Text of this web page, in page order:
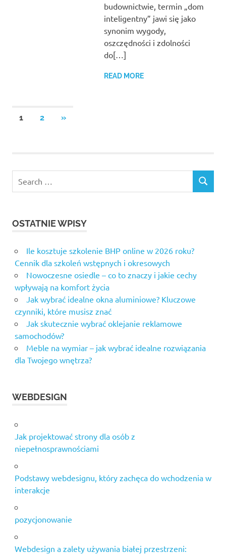
budownictwie, termin „dom
inteligentny” jawi się jako
synonim wygody,
oszczędności i zdolności
do[…]
READ MORE
Stronicowanie
1 2
NEXT
»
for:
SEARCH
OSTATNIE WPISY
Ile kosztuje szkolenie BHP online w 2026 roku?
Cennik dla szkoleń wstępnych i okresowych
Nowoczesne osiedle – co to znaczy i jakie cechy
wpływają na komfort życia
Jak wybrać idealne okna aluminiowe? Kluczowe
czynniki, które musisz znać
Jak skutecznie wybrać oklejanie reklamowe
samochodów?
Meble na wymiar – jak wybrać idealne rozwiązania
dla Twojego wnętrza?
WEBDESIGN
Jak projektować strony dla osób z
niepełnosprawnościami
Podstawy webdesignu, który zachęca do wchodzenia w
interakcje
pozycjonowanie
Webdesign a zalety używania białej przestrzeni: